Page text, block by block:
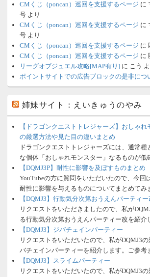
CMくじ（poncan）巡回を支援するページ に
号 より
CMくじ（poncan）巡回を支援するページ に
号 より
CMくじ（poncan）巡回を支援するページ に
CMくじ（poncan）巡回を支援するページ に
リーグオブジュエル攻略[MAP有り] に こう
ポイントサイトでの広告ブロックの是非につ
姉妹サイト：えいきゅうのやみ
【ドラゴンクエストトレジャーズ】おしゃ
の厳選方法や見た目の違いまとめ
ドラゴンクエストトレジャーズには、通常
な個体「おしゃれモンスター」なるものが
【DQMJ3P】耐性に影響を及ぼすものまとめ
YouTubeの方に質問をいただいたので、今回
耐性に影響を与えるものについてまとめて
【DQMJ3】行動気分次第おうえんパーティー
リクエストをいただきましたので、私が
る行動気分次第おうえんパーティー改を紹
【DQMJ3】ジバチェインパーティー
リクエストをいただいたので、私がDQMJ3
バチェインパーティーを紹介します。ご参
【DQMJ3】スライムパーティー
リクエストをいただいたので、私がDQMJ3